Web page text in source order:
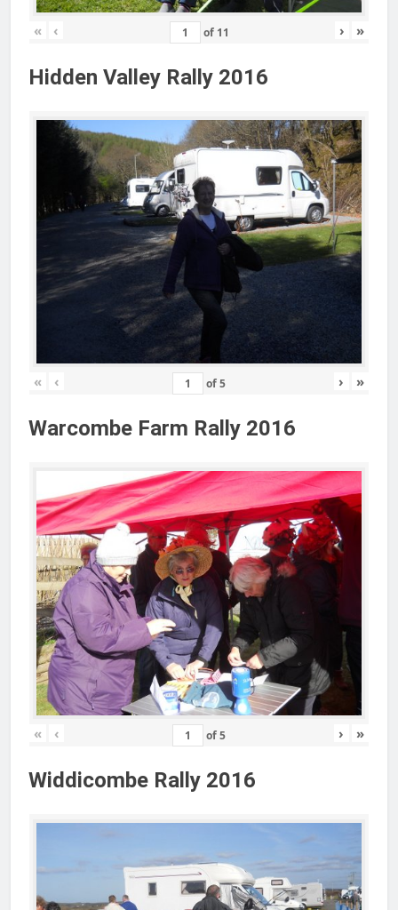
« ‹ of 11 › »
Hidden Valley Rally 2016
« ‹ of5 › »
Warcombe Farm Rally 2016
« ‹ of5 › »
Widdicombe Rally 2016